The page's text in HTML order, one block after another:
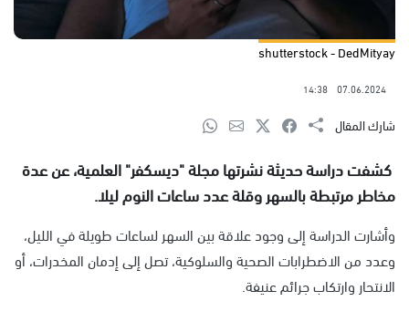
shutterstock - DedMityay
07.06.2024
14:38
شارك المقال
كشفت دراسة حديثة نشرتها مجلة "ديسكفر" العلمية، عن عدة
مخاطر مرتبطة بالسهر وقلة عدد ساعات النوم ليلا.
وأشارت الدراسة إلى وجود علاقة بين السهر لساعات طويلة في الليل،
وعدد من الاضطرابات الصحية والسلوكية، تصل إلى إدمان المخدرات، أو
الانتحار وارتكاب جرائم عنيفة.